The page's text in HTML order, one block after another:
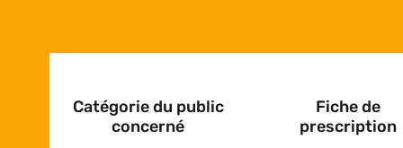
Catégorie du public
concerné
Fiche de
prescription